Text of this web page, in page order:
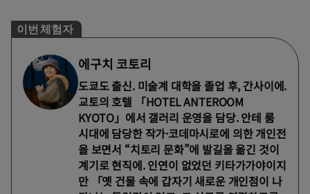
이번 체험자
에구치 코토리
도쿄도 출신. 미술계 대학을 졸업 후, 간사이에.
교토의 호텔 「HOTEL ANTEROOM
KYOTO」에서 갤러리 운영을 담당. 안테 룸
시대에 담당한 작가·코데마시로에 의한 개인전
을 보면서 “치토리 문화”에 발길을 옮긴 것이
계기로 현직에. 인연이 없었던 키타가가야이지
만 「옛 건물 속에 갑자기 새로운 개인점이 나